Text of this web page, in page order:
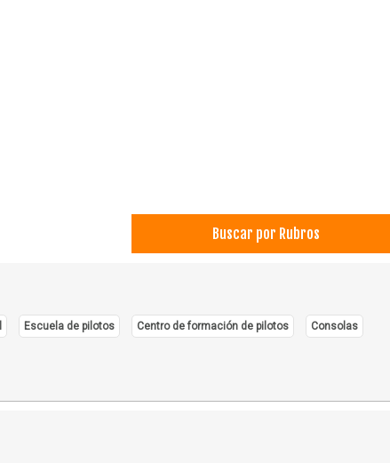
Buscar por Rubros
Escuela de pilotos Centro de formación de pilotos Consolas